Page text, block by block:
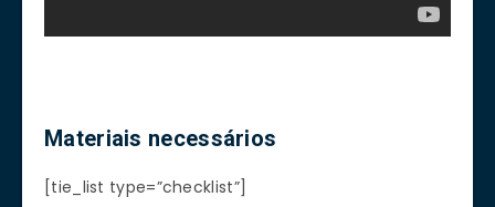
Materiais necessários
[tie_list type=”checklist”]